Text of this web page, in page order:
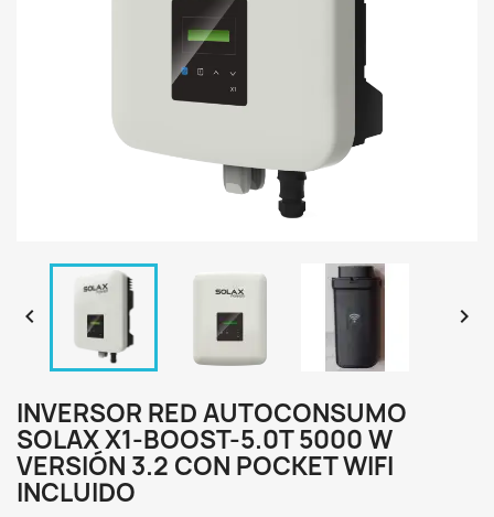
 
INVERSOR RED AUTOCONSUMO
SOLAX X1-BOOST-5.0T 5000 W
VERSIÓN 3.2 CON POCKET WIFI
INCLUIDO